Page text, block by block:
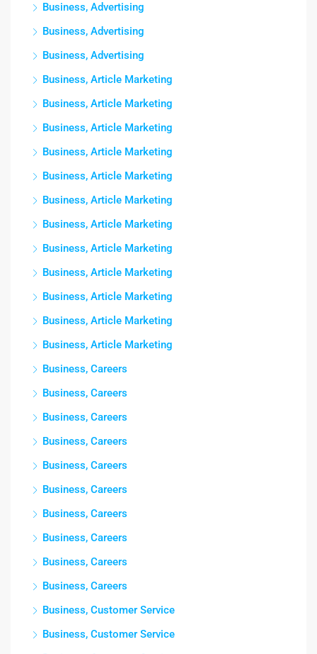
Business, Advertising
Business, Advertising
Business, Advertising
Business, Article Marketing
Business, Article Marketing
Business, Article Marketing
Business, Article Marketing
Business, Article Marketing
Business, Article Marketing
Business, Article Marketing
Business, Article Marketing
Business, Article Marketing
Business, Article Marketing
Business, Article Marketing
Business, Article Marketing
Business, Careers
Business, Careers
Business, Careers
Business, Careers
Business, Careers
Business, Careers
Business, Careers
Business, Careers
Business, Careers
Business, Careers
Business, Customer Service
Business, Customer Service